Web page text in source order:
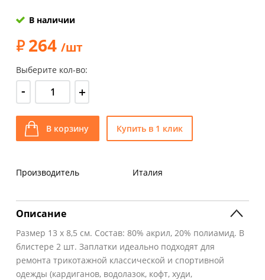
В наличии
264 /шт
Выберите кол-во:
- +
В корзину Купить в 1 клик
Производитель Италия
Описание
Размер 13 х 8,5 см. Состав: 80% акрил, 20% полиамид. В
блистере 2 шт. Заплатки идеально подходят для
ремонта трикотажной классической и спортивной
одежды (кардиганов, водолазок, кофт, худи,